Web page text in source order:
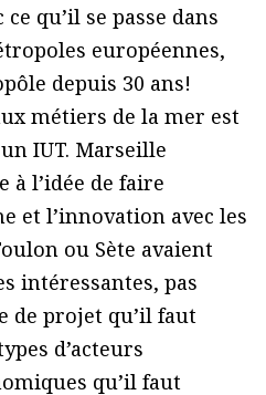
qu’il se passe dans
européennes,
depuis 30 ans!
métiers de la mer est
IUT. Marseille
à l’idée de faire
et l’innovation avec les
ou Sète avaient
intéressantes, pas
de projet qu’il faut
d’acteurs
qu’il faut